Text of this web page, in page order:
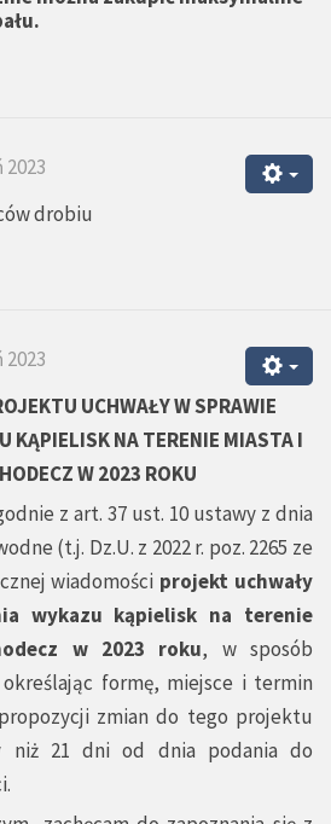
drobiu
UCHWAŁYW SPRAWIE
KĄPIELISK NA TERENIE MIASTA I
W 2023 ROKU
z art. 37 ust. 10 ustawy z dnia
(t.j. Dz.U. z 2022 r. poz. 2265 ze
wiadomości projekt uchwały
wykazu kąpielisk na terenie
w 2023 roku, w sposób
formę, miejsce i termin
zmian do tego projektu
niż 21 dni od dnia podania do